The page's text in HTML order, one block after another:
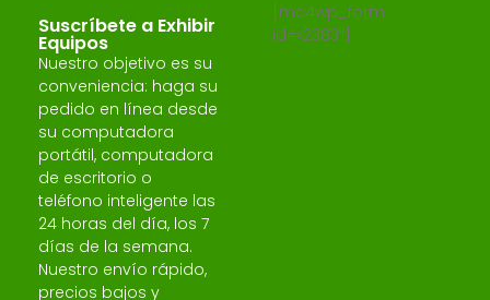
Suscríbete a Exhibir
Equipos
Nuestro objetivo es su
conveniencia: haga su
pedido en línea desde
su computadora
portátil, computadora
de escritorio o
teléfono inteligente las
24 horas del día, los 7
días de la semana.
Nuestro envío rápido,
precios bajos y
[mc4wp_form
id=»2383″]